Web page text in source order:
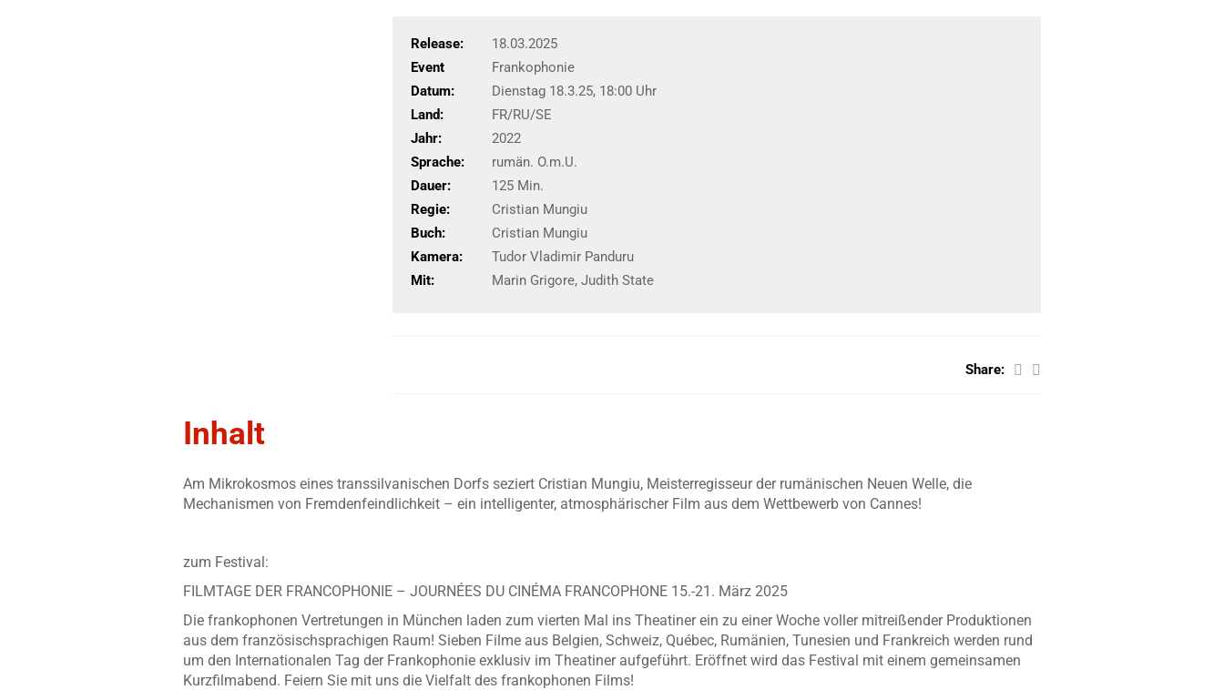
Release:
18.03.2025
Event
Frankophonie
Datum:
Dienstag 18.3.25, 18:00 Uhr
Land:
FR/RU/SE
Jahr:
2022
Sprache:
rumän. O.m.U.
Dauer:
125 Min.
Regie:
Cristian Mungiu
Buch:
Cristian Mungiu
Kamera:
Tudor Vladimir Panduru
Mit:
Marin Grigore, Judith State
Share:
Inhalt
Am Mikrokosmos eines transsilvanischen Dorfs seziert Cristian Mungiu, Meisterregisseur der rumänischen Neuen Welle, die
Mechanismen von Fremdenfeindlichkeit – ein intelligenter, atmosphärischer Film aus dem Wettbewerb von Cannes!
zum Festival:
FILMTAGE DER FRANCOPHONIE – JOURNÉES DU CINÉMA FRANCOPHONE 15.-21. März 2025
Die frankophonen Vertretungen in München laden zum vierten Mal ins Theatiner ein zu einer Woche voller mitreißender Produktionen
aus dem französischsprachigen Raum! Sieben Filme aus Belgien, Schweiz, Québec, Rumänien, Tunesien und Frankreich werden rund
um den Internationalen Tag der Frankophonie exklusiv im Theatiner aufgeführt. Eröffnet wird das Festival mit einem gemeinsamen
Kurzfilmabend. Feiern Sie mit uns die Vielfalt des frankophonen Films!